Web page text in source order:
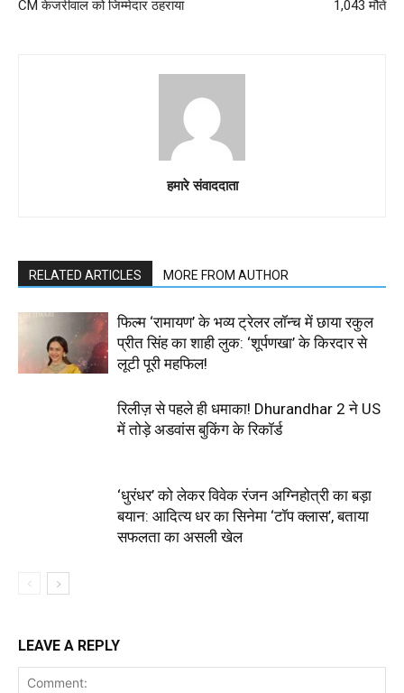
CM केजरीवाल को जिम्मेदार ठहराया 1,043 मौतें
हमारे संवाददाता
RELATED ARTICLES MORE FROM AUTHOR
फिल्म ‘रामायण’ के भव्य ट्रेलर लॉन्च में छाया रकुल
प्रीत सिंह का शाही लुक: ‘शूर्पणखा’ के किरदार से
लूटी पूरी महफिल!
रिलीज़ से पहले ही धमाका! Dhurandhar 2 ने US
में तोड़े अडवांस बुकिंग के रिकॉर्ड
‘धुरंधर’ को लेकर विवेक रंजन अग्निहोत्री का बड़ा
बयान: आदित्य धर का सिनेमा ‘टॉप क्लास’, बताया
सफलता का असली खेल
LEAVE A REPLY